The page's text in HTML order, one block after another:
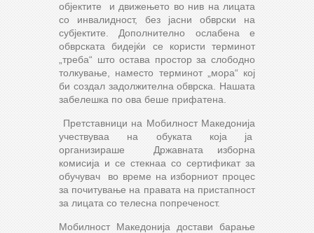
објектите и движењето во нив на лицата
со инвалидност, без јасни обврски на
субјектите. Дополнително ослабена е
обврската бидејќи се користи терминот
„треба“ што остава простор за слободно
толкување, наместо терминот „мора“ кој
би создал задолжителна обврска. Нашата
забелешка по ова беше прифатена.
Претставници на Мобилност Македонија
учествуваа на обуката која ја
организираше Државната изборна
комисија и се стекнаа со сертификат за
обучувач во време на изборниот процес
за почитување на правата на пристапност
за лицата со телесна попреченост.
Мобилност Македонија достави барање